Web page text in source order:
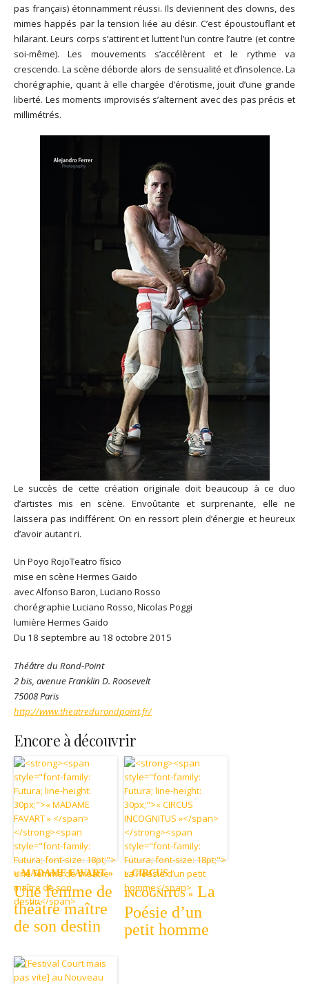
pas français) étonnamment réussi. Ils deviennent des clowns, des
mimes happés par la tension liée au désir. C’est époustouflant et
hilarant. Leurs corps s’attirent et luttent l’un contre l’autre (et contre
soi-même). Les mouvements s’accélèrent et le rythme va
crescendo. La scène déborde alors de sensualité et d’insolence. La
chorégraphie, quant à elle chargée d’érotisme, jouit d’une grande
liberté. Les moments improvisés s’alternent avec des pas précis et
millimétrés.
Le succès de cette création originale doit beaucoup à ce duo
d’artistes mis en scène. Envoûtante et surprenante, elle ne
laissera pas indifférent. On en ressort plein d’énergie et heureux
d’avoir autant ri.
Un Poyo RojoTeatro físico
mise en scène Hermes Gaido
avec Alfonso Baron, Luciano Rosso
chorégraphie Luciano Rosso, Nicolas Poggi
lumière Hermes Gaido
Du 18 septembre au 18 octobre 2015
Théâtre du Rond-Point
2 bis, avenue Franklin D. Roosevelt
75008 Paris
http://www.theatredurondpoint.fr/
Encore à découvrir
« MADAME FAVART »
Une femme de
théâtre maître
de son destin
« CIRCUS
INCOGNITUS » La
Poésie d’un
petit homme